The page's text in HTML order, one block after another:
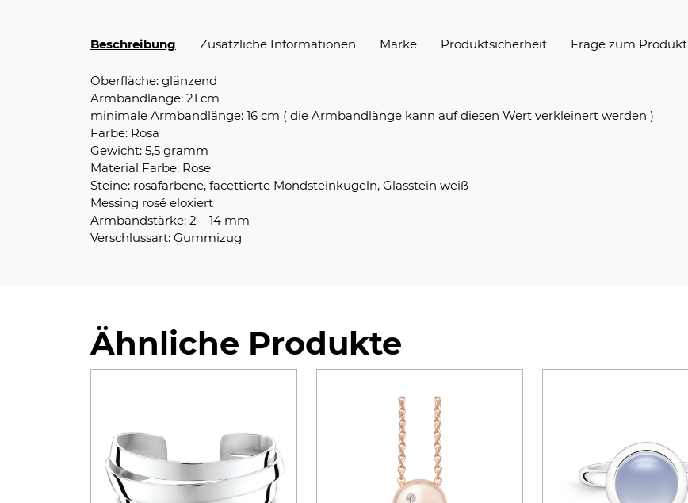
Beschreibung Zusätzliche Informationen Marke Produktsicherheit Frage zum Produkt
Oberfläche: glänzend
Armbandlänge: 21 cm
minimale Armbandlänge: 16 cm ( die Armbandlänge kann auf diesen Wert verkleinert werden )
Farbe: Rosa
Gewicht: 5,5 gramm
Material Farbe: Rose
Steine: rosafarbene, facettierte Mondsteinkugeln, Glasstein weiß
Messing rosé eloxiert
Armbandstärke: 2 – 14 mm
Verschlussart: Gummizug
Ähnliche Produkte